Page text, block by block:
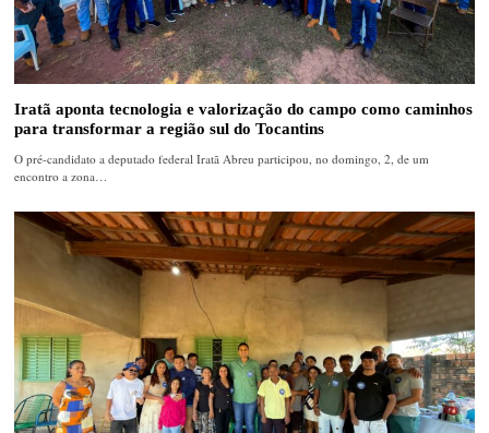
Iratã aponta tecnologia e valorização do campo como caminhos
para transformar a região sul do Tocantins
O pré-candidato a deputado federal Iratã Abreu participou, no domingo, 2, de um
encontro a zona…